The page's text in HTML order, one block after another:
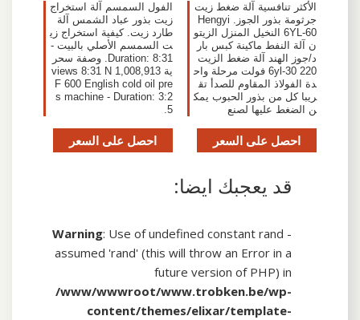
الأكثر تنافسية آلة ضغط زيت
جرثومة بذور الجوز. Hengyi
6YL-60 النخيل المنزل الزيتو
ن آلة النفط ماكينة كبس بار
د/جوز الهند آلة ضغط الزيت
6yl-30 220 فولت مرحلة واح
دة الفولاذ المقاوم للصدأ تق
ريبا كل من بذور الحبوب يمك
ن الضغط عليها لصنع
احصل على السعر
الفول السمسم آلة استخراج
زيت بذور عباد الشمس آلة
طارد زيت. كيفية استخراج زي
ت السمسم الأصلي بالبيت -
Duration: 8:31. وصفة سحر
ية 1,008,913 views 8:31 N
F 600 English cold oil pre
s machine - Duration: 3:2
5.
احصل على السعر
قد يعجبك ايضا:
Warning: Use of undefined constant rand -
assumed 'rand' (this will throw an Error in a
future version of PHP) in
/www/wwwroot/www.trobken.be/wp-
content/themes/elixar/template-